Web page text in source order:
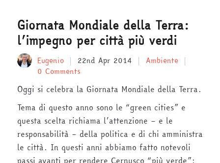
Giornata Mondiale della Terra:
l’impegno per città più verdi
Eugenio 22nd Apr 2014
Ambiente
0 Comments
Oggi si celebra la Giornata Mondiale della Terra.
Tema di questo anno sono le “green cities” e
questa scelta richiama l’attenzione – e le
responsabilità – della politica e di chi amministra
le città. In questi anni abbiamo fatto notevoli
passi avanti per rendere Cernusco “più verde”: